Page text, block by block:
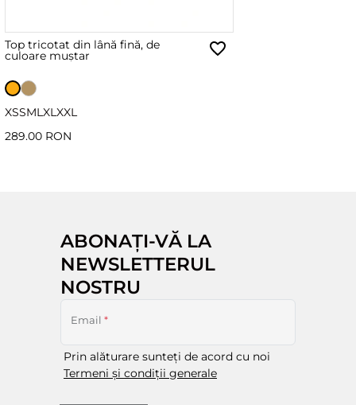
Top tricotat din lână fină, de
culoare muștar
XSSML XL XXL
289.00 RON
ABONAȚI-VĂ LA
NEWSLETTERUL
NOSTRU
Email *
Prin alăturare sunteți de acord cu noi
Termeni și condiții generale